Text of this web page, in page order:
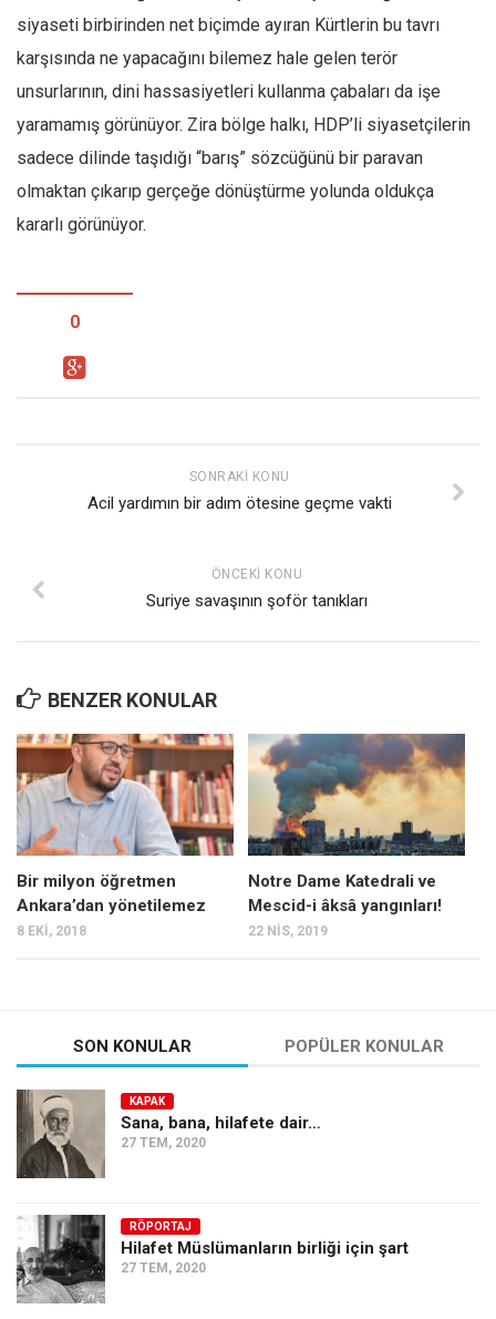
siyaseti birbirinden net biçimde ayıran Kürtlerin bu tavrı
karşısında ne yapacağını bilemez hale gelen terör
unsurlarının, dini hassasiyetleri kullanma çabaları da işe
yaramamış görünüyor. Zira bölge halkı, HDP’li siyasetçilerin
sadece dilinde taşıdığı “barış” sözcüğünü bir paravan
olmaktan çıkarıp gerçeğe dönüştürme yolunda oldukça
kararlı görünüyor.
0
SONRAKI KONU
Acil yardımın bir adım ötesine geçme vakti
ÖNCEKI KONU
Suriye savaşının şoför tanıkları
BENZER KONULAR
Bir milyon öğretmen
Ankara’dan yönetilemez
8 EKI, 2018
Notre Dame Katedrali ve
Mescid-i âksâ yangınları!
22 NIS, 2019
SON KONULAR POPÜLER KONULAR
KAPAK
Sana, bana, hilafete dair…
27 TEM, 2020
RÖPORTAJ
Hilafet Müslümanların birliği için şart
27 TEM, 2020